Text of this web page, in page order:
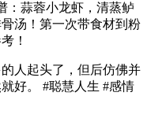
蒜蓉小龙虾，清蒸鲈
汤！第一次带食材到粉
！
人起头了，但后仿佛并
好。 #聪慧人生 #感情